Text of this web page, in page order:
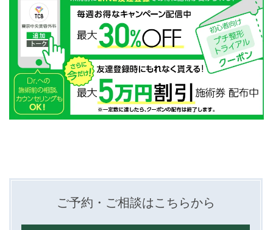
ご予約・ご相談はこちらから